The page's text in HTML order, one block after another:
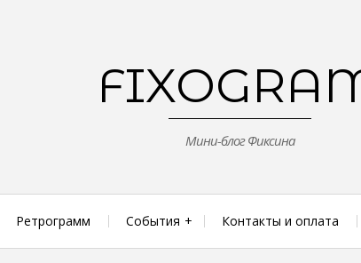
Мини-блог Фиксина
Ретрограмм События Контакты и оплата